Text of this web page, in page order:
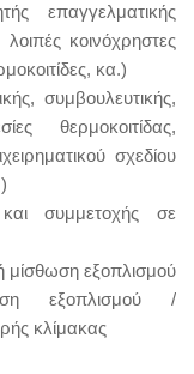
επαγγελματικής
κοινόχρηστες
κα.)
συμβουλευτικής,
θερμοκοιτίδας,
σχεδίου
συμμετοχής σε
μίσθωση εξοπλισμού
εξοπλισμού /
κλίμακας